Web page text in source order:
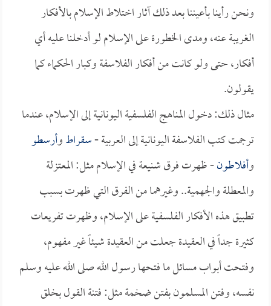
ونحن رأينا بأعيننا بعد ذلك آثار اختلاط الإسلام بالأفكار
الغريبة عنه، ومدى الخطورة على الإسلام لو أدخلنا عليه أي
أفكار، حتى ولو كانت من أفكار الفلاسفة وكبار الحكماء كما
يقولون.
مثال ذلك: دخول المناهج الفلسفية اليونانية إلى الإسلام، عندما
ترجمت كتب الفلاسفة اليونانية إلى العربية -سقراطوأرسطو
وأفلاطون- ظهرت فرق شنيعة في الإسلام مثل: المعتزلة
والمعطلة والجهمية.. وغيرهما من الفرق التي ظهرت بسبب
تطبيق هذه الأفكار الفلسفية على الإسلام، وظهرت تفريعات
كثيرة جداً في العقيدة جعلت من العقيدة شيئاً غير مفهوم،
وفتحت أبواب مسائل ما فتحها رسول الله صلى الله عليه وسلم
نفسه، وفتن المسلمون بفتن ضخمة مثل: فتنة القول بخلق